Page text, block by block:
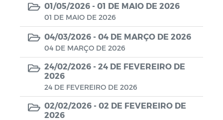
01/05/2026 - 01 DE MAIO DE 2026
01 DE MAIO DE 2026
04/03/2026 - 04 DE MARÇO DE 2026
04 DE MARÇO DE 2026
24/02/2026 - 24 DE FEVEREIRO DE
2026
24 DE FEVEREIRO DE 2026
02/02/2026 - 02 DE FEVEREIRO DE
2026